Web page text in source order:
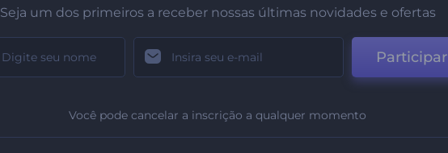
Seja um dos primeiros a receber nossas últimas novidades e ofertas
Participar
Você pode cancelar a inscrição a qualquer momento